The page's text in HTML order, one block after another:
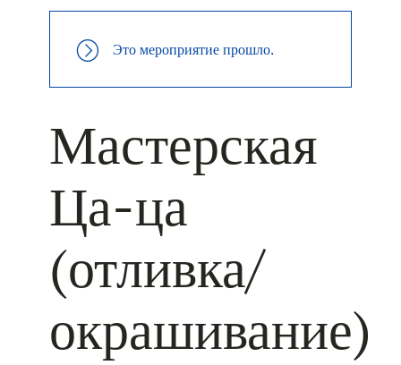
Это мероприятие прошло.
Мастерская
Ца-ца
(отливка/
окрашивание)